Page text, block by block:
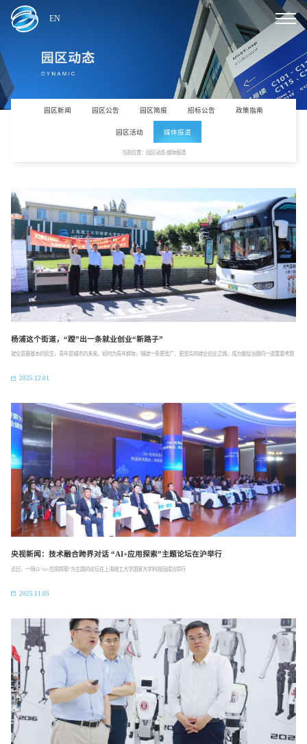
EN
园区新闻 园区公告 园区简报 招标公告 政策指南
园区活动 媒体报道
当前位置：园区动态/媒体报道
杨浦这个街道，“蹚”出一条就业创业“新路子”
就业是最基本的民生，青年是城市的未来。如何为青年群体，铺就一条更宽广、更坚实的就业创业之路，成为基层治理的一道重要考题
2025.12.01
央视新闻：技术融合跨界对话 “AI+应用探索”主题论坛在沪举行
近日，一场以“AI+应用探索”为主题的论坛在上海理工大学国家大学科技园成功举行
2025.11.05